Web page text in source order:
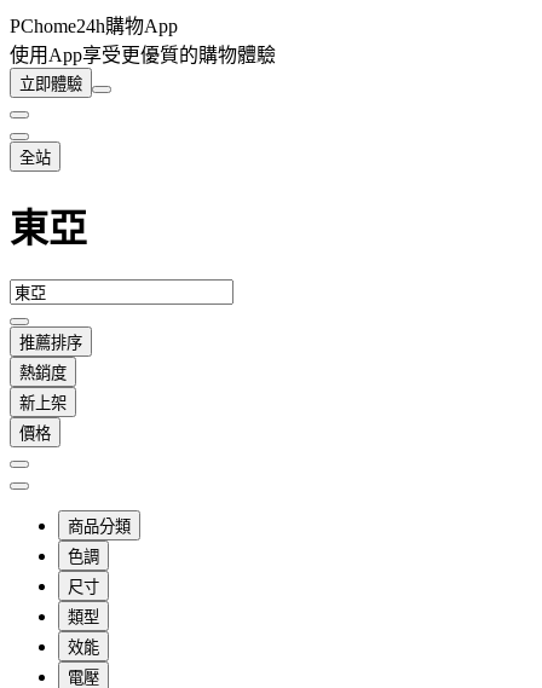
PChome24h購物App
使用App享受更優質的購物體驗
立即體驗
全站
東亞
推薦排序
熱銷度
新上架
價格
商品分類
色調
尺寸
類型
效能
電壓